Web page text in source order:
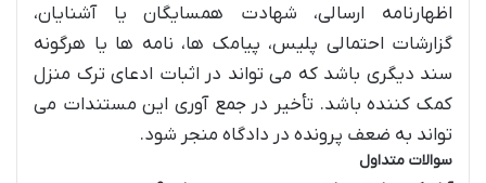
اظهارنامه ارسالی، شهادت همسایگان یا آشنایان،
گزارشات احتمالی پلیس، پیامک ها، نامه ها یا هرگونه
سند دیگری باشد که می تواند در اثبات ادعای ترک منزل
کمک کننده باشد. تأخیر در جمع آوری این مستندات می
تواند به ضعف پرونده در دادگاه منجر شود.
سوالات متداول